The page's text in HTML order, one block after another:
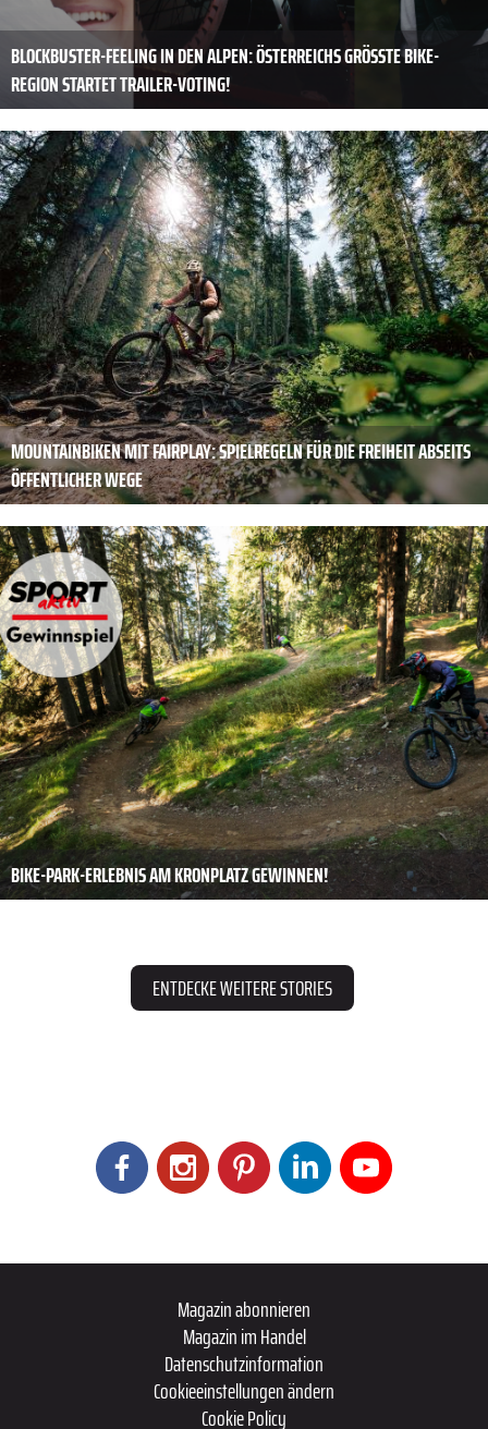
BLOCKBUSTER-FEELING IN DEN ALPEN: ÖSTERREICHS GRÖSSTE BIKE-R
EGION STARTET TRAILER-VOTING!
MOUNTAINBIKEN MIT FAIRPLAY: SPIELREGELN FÜR DIE FREIHEIT ABSEITS
ÖFFENTLICHER WEGE
BIKE-PARK-ERLEBNIS AM KRONPLATZ GEWINNEN!
ENTDECKE WEITERE STORIES
Magazin abonnieren
Magazin im Handel
Datenschutzinformation
Cookieeinstellungen ändern
Cookie Policy